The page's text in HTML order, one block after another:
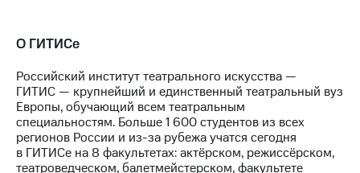
О ГИТИСе
Российский институт театрального искусства —
ГИТИС — крупнейший и единственный театральный вуз
Европы, обучающий всем театральным
специальностям. Больше 1 600 студентов из всех
регионов России и из-за рубежа учатся сегодня
в ГИТИСе на 8 факультетах: актёрском, режиссёрском,
театроведческом, балетмейстерском, факультете